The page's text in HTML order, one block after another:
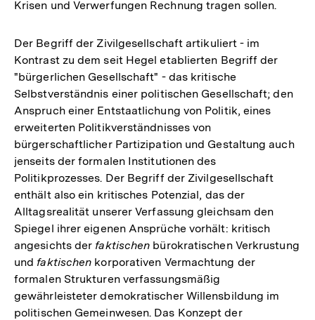
Krisen und Verwerfungen Rechnung tragen sollen.
Der Begriff der Zivilgesellschaft artikuliert - im
Kontrast zu dem seit Hegel etablierten Begriff der
"bürgerlichen Gesellschaft" - das kritische
Selbstverständnis einer politischen Gesellschaft; den
Anspruch einer Entstaatlichung von Politik, eines
erweiterten Politikverständnisses von
bürgerschaftlicher Partizipation und Gestaltung auch
jenseits der formalen Institutionen des
Politikprozesses. Der Begriff der Zivilgesellschaft
enthält also ein kritisches Potenzial, das der
Alltagsrealität unserer Verfassung gleichsam den
Spiegel ihrer eigenen Ansprüche vorhält: kritisch
angesichts der faktischen bürokratischen Verkrustung
und faktischen korporativen Vermachtung der
formalen Strukturen verfassungsmäßig
gewährleisteter demokratischer Willensbildung im
politischen Gemeinwesen. Das Konzept der